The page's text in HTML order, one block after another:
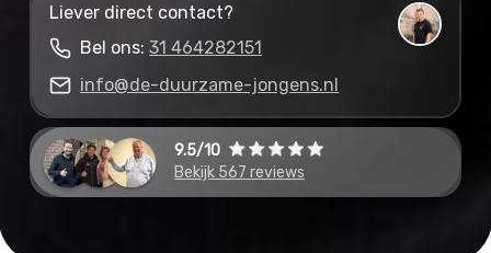
Liever direct contact?
Bel ons:31 464282151
info@de-duurzame-jongens.nl
9.5/10
Bekijk 567 reviews